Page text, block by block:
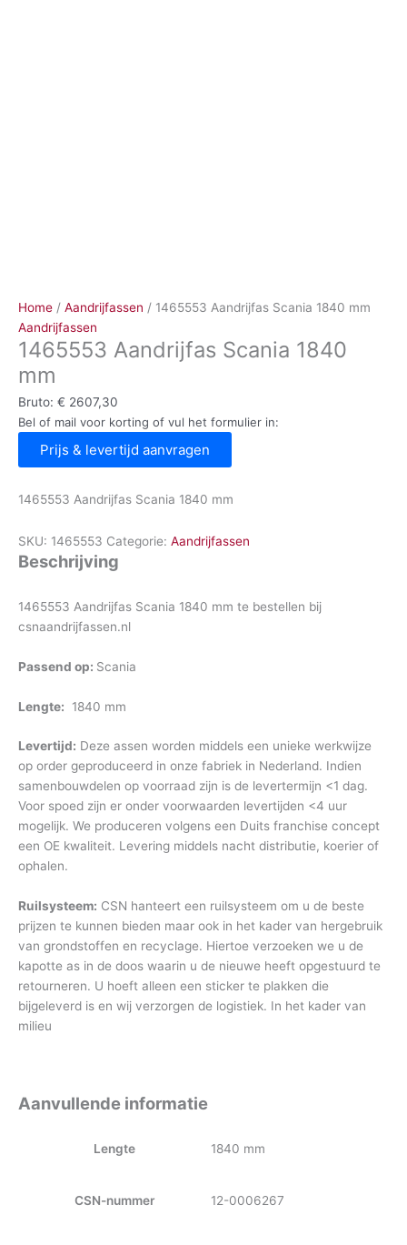
Home / Aandrijfassen / 1465553 Aandrijfas Scania 1840 mm
Aandrijfassen
1465553 Aandrijfas Scania 1840
mm
Bruto: € 2607,30
Bel of mail voor korting of vul het formulier in:
Prijs & levertijd aanvragen
1465553 Aandrijfas Scania 1840 mm
SKU: 1465553 Categorie: Aandrijfassen
Beschrijving
1465553 Aandrijfas Scania 1840 mm te bestellen bij
csnaandrijfassen.nl
Passend op: Scania
Lengte: 1840 mm
Levertijd: Deze assen worden middels een unieke werkwijze
op order geproduceerd in onze fabriek in Nederland. Indien
samenbouwdelen op voorraad zijn is de levertermijn <1 dag.
Voor spoed zijn er onder voorwaarden levertijden <4 uur
mogelijk. We produceren volgens een Duits franchise concept
een OE kwaliteit. Levering middels nacht distributie, koerier of
ophalen.
Ruilsysteem: CSN hanteert een ruilsysteem om u de beste
prijzen te kunnen bieden maar ook in het kader van hergebruik
van grondstoffen en recyclage. Hiertoe verzoeken we u de
kapotte as in de doos waarin u de nieuwe heeft opgestuurd te
retourneren. U hoeft alleen een sticker te plakken die
bijgeleverd is en wij verzorgen de logistiek. In het kader van
milieu
Aanvullende informatie
Lengte 1840 mm
CSN-nummer 12-0006267